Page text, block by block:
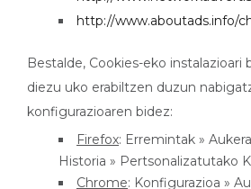
http://www.aboutads.info/
Bestalde, Cookies-eko instalazioari
diezu uko erabiltzen duzun
konfigurazioaren bidez:
Firefox: Erremintak »
Historia » Pertsonalizatutako
Chrome: Konfigurazioa »